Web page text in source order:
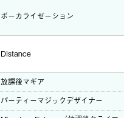
ボーカライゼーション
Distance
放課後マギア
パーティーマジックデザイナー